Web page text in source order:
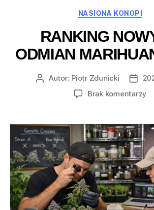
Kategorie
NASIONA KONOPI
RANKING
ODMIAN
AutorAutor: Piotr Zdunicki
Data
Brak komentarzy